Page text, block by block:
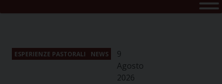
ESPERIENZE PASTORALI NEWS
9
Agosto
2026